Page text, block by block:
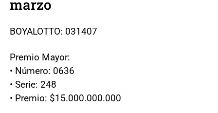
marzo
BOYALOTTO: 031407
Premio Mayor:
• Número: 0636
• Serie: 248
• Premio: $15.000.000.000